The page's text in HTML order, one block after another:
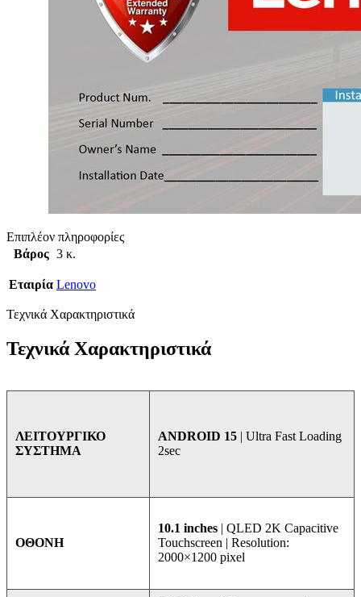
Επιπλέον πληροφορίες
Βάρος 3 κ.
Εταιρία Lenovo
Τεχνικά Χαρακτηριστικά
Τεχνικά Χαρακτηριστικά
ΛΕΙΤΟΥΡΓΙΚΟ
ΣΥΣΤΗΜΑ
ANDROID 15 | Ultra Fast Loading
2sec
ΟΘΟΝΗ
10.1 inches | QLED 2K Capacitive
Touchscreen | Resolution:
2000×1200 pixel